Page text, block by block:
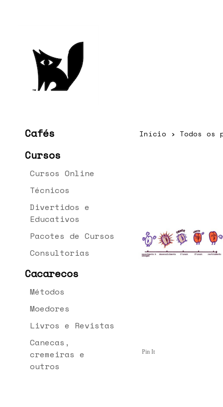
Cafés
Cursos
Cursos Online
Técnicos
Divertidos e
Educativos
Pacotes de Cursos
Consultorias
Cacarecos
Métodos
Moedores
Livros e Revistas
Canecas,
cremeiras e
outros
Início › Todos os
Pin It